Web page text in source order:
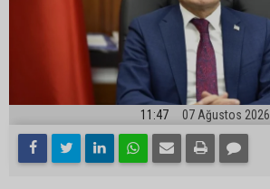
11:47 07 Ağustos 2026